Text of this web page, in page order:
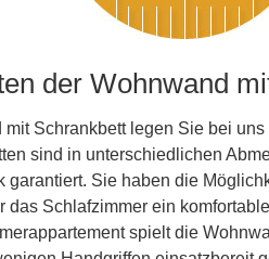
der Wohnwand
Schrankbett legen Sie bei
sind in unterschiedlichen
Sie haben die
das Schlafzimmer ein
spielt die